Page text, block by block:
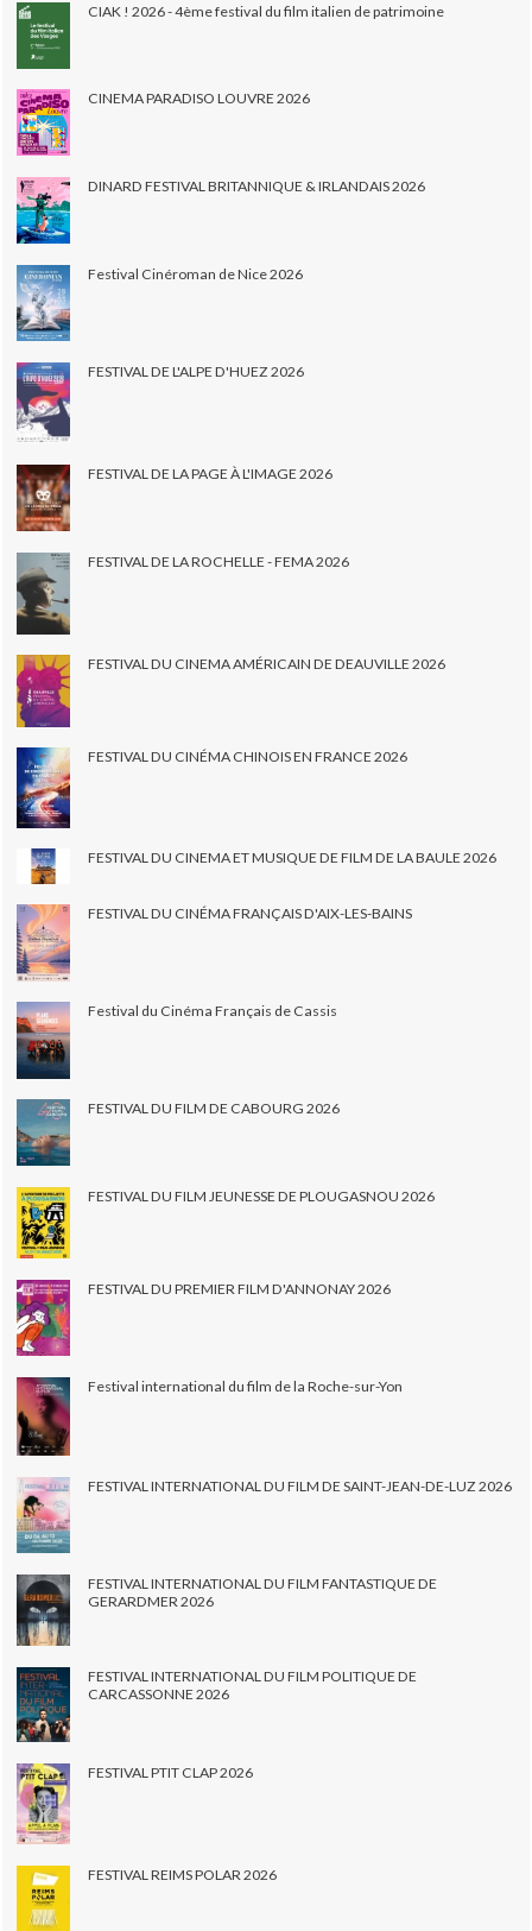
CIAK ! 2026 - 4ème festival du film italien de patrimoine
CINEMA PARADISO LOUVRE 2026
DINARD FESTIVAL BRITANNIQUE & IRLANDAIS 2026
Festival Cinéroman de Nice 2026
FESTIVAL DE L'ALPE D'HUEZ 2026
FESTIVAL DE LA PAGE À L'IMAGE 2026
FESTIVAL DE LA ROCHELLE - FEMA 2026
FESTIVAL DU CINEMA AMÉRICAIN DE DEAUVILLE 2026
FESTIVAL DU CINÉMA CHINOIS EN FRANCE 2026
FESTIVAL DU CINEMA ET MUSIQUE DE FILM DE LA BAULE 2026
FESTIVAL DU CINÉMA FRANÇAIS D'AIX-LES-BAINS
Festival du Cinéma Français de Cassis
FESTIVAL DU FILM DE CABOURG 2026
FESTIVAL DU FILM JEUNESSE DE PLOUGASNOU 2026
FESTIVAL DU PREMIER FILM D'ANNONAY 2026
Festival international du film de la Roche-sur-Yon
FESTIVAL INTERNATIONAL DU FILM DE SAINT-JEAN-DE-LUZ 2026
FESTIVAL INTERNATIONAL DU FILM FANTASTIQUE DE
GERARDMER 2026
FESTIVAL INTERNATIONAL DU FILM POLITIQUE DE
CARCASSONNE 2026
FESTIVAL PTIT CLAP 2026
FESTIVAL REIMS POLAR 2026